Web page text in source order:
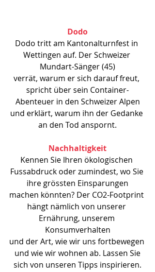
Dodo
Dodo tritt am Kantonalturnfest in
Wettingen auf. Der Schweizer
Mundart-Sänger (45)
verrät, warum er sich darauf freut,
spricht über sein Container-
Abenteuer in den Schweizer Alpen
und erklärt, warum ihn der Gedanke
an den Tod anspornt.
Nachhaltigkeit
Kennen Sie Ihren ökologischen
Fussabdruck oder zumindest, wo Sie
ihre grössten Einsparungen
machen könnten? Der CO2-Footprint
hängt nämlich von unserer
Ernährung, unserem
Konsumverhalten
und der Art, wie wir uns fortbewegen
und wie wir wohnen ab. Lassen Sie
sich von unseren Tipps inspirieren.